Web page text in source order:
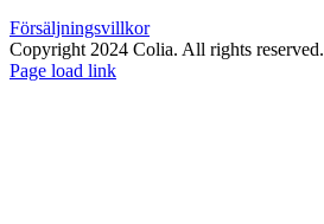
Försäljningsvillkor
Copyright 2024 Colia. All rights reserved.
Page load link